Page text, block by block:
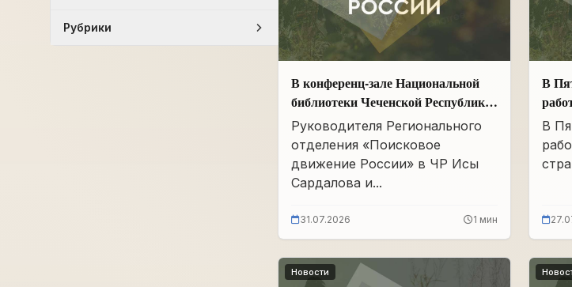
Рубрики
В конференц-зале Национальной
библиотеки Чеченской Республики
им. А.А. Айдамирова прошло
заседание
Руководителя Регионального
отделения «Поисковое
движение России» в ЧР Исы
Сардалова и...
31.07.2026 1 мин
В
В
Новости